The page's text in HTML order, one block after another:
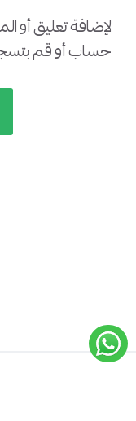
لإضافة تعليق أو
حساب أو قم